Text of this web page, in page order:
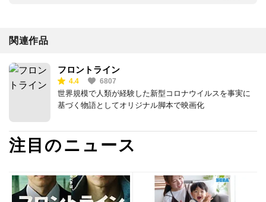
関連作品
フロントライン
4.4 6807
世界規模で人類が経験した新型コロナウイルスを事実に
基づく物語としてオリジナル脚本で映画化
注目のニュース